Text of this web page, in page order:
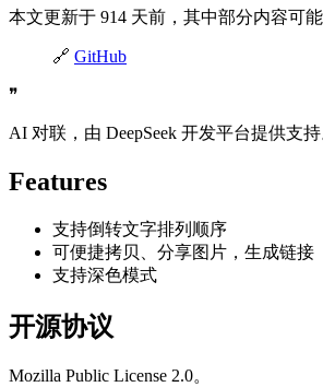
本文更新于 914 天前，其中部分内容可能
🔗 GitHub
❞
AI 对联，由 DeepSeek 开发平台提供支持
Features
支持倒转文字排列顺序
可便捷拷贝、分享图片，生成链接
支持深色模式
开源协议
Mozilla Public License 2.0。